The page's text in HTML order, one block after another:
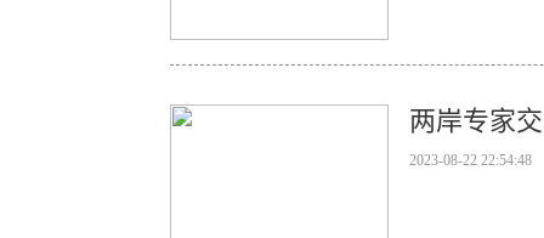
两岸专家
2023-08-22 22:54:48